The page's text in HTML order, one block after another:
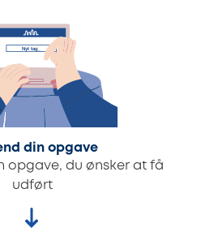
din opgave
opgave, du ønsker at få
udført